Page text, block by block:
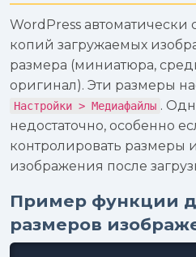
WordPress автоматически
копий загружаемых
размера (миниатюра,
оригинал). Эти размеры
Настройки > Медиафайлы .
недостаточно, особенно
контролировать размеры
изображения после
Пример функции
размеров